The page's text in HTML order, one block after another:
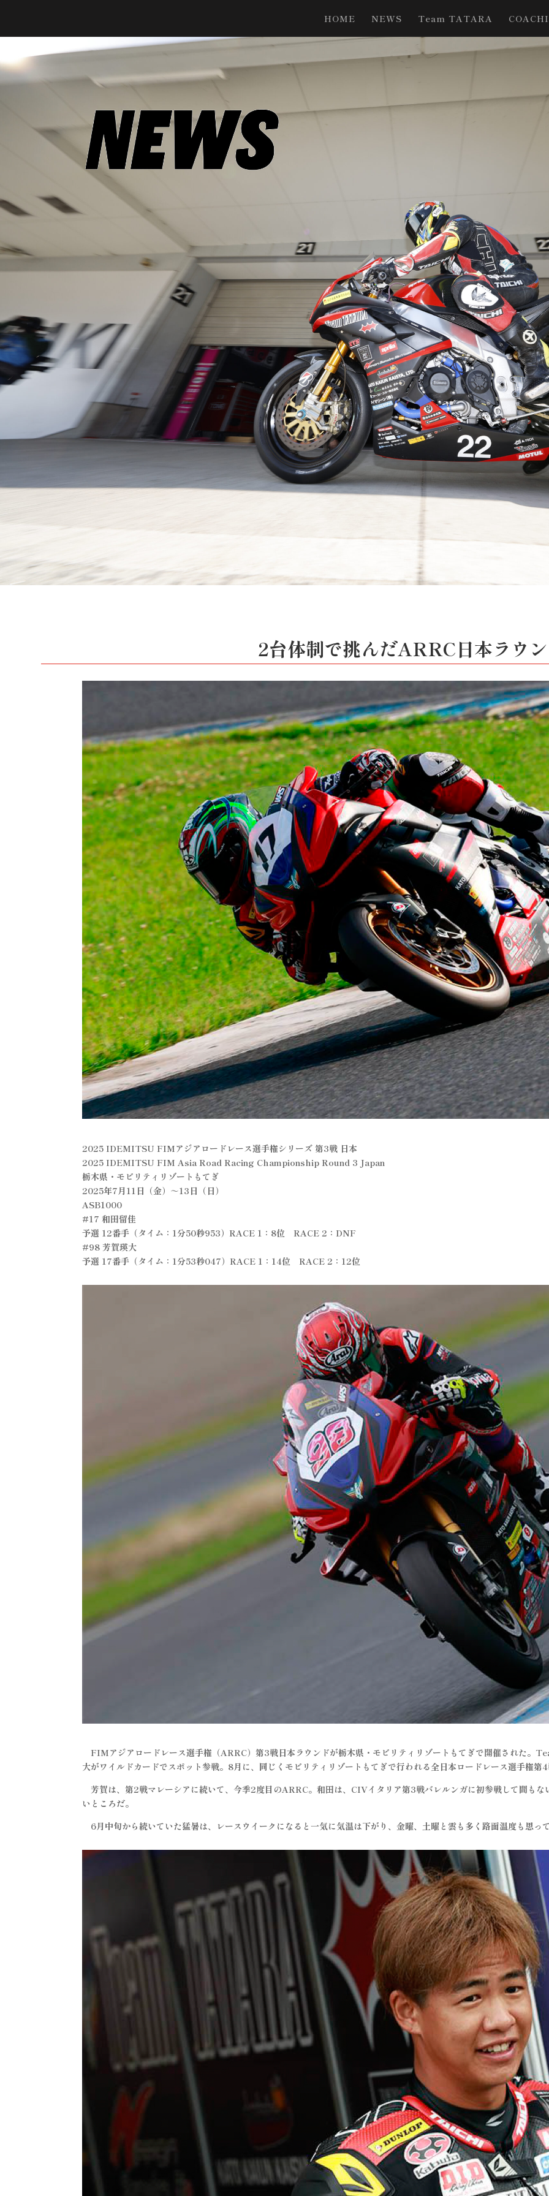
HOME NEWS Team TATARA
2台体制で挑んだARRC日本ラウ
2025 IDEMITSU FIMアジアロードレース選手権シリーズ 第3戦 日本
2025 IDEMITSU FIM Asia Road Racing Championship Round 3 Japan
栃木県・モビリティリゾートもてぎ
2025年7月11日（金）～13日（日）
ASB1000
#17 和田留佳
予選 12番手（タイム：1分50秒953）RACE 1：8位 RACE 2：DNF
#98 芳賀瑛大
予選 17番手（タイム：1分53秒047）RACE 1：14位 RACE 2：12位
FIMアジアロードレース選手権（ARRC）第3戦日本ラウンドが栃木県・モビリティリゾートもてぎで開催された
大がワイルドカードでスポット参戦。8月に、同じくモビリティリゾートもてぎで行われる全日本ロードレース選手権第
芳賀は、第2戦マレーシアに続いて、今季2度目のARRC。和田は、CIVイタリア第3戦バレルンガに初参戦して間もな
いところだ。
6月中旬から続いていた猛暑は、レースウイークになると一気に気温は下がり、金曜、土曜と雲も多く路面温度も思っ